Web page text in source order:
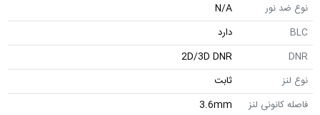
نوع ضد نور
N/A
BLC
دارد
DNR
2D/3D DNR
نوع لنز
ثابت
فاصله کانونی لنز
3.6mm